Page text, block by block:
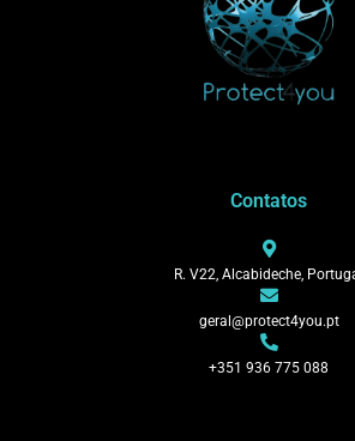
Contatos
R. V22, Alcabideche,
geral@protect4you.pt
+351 936 775 088